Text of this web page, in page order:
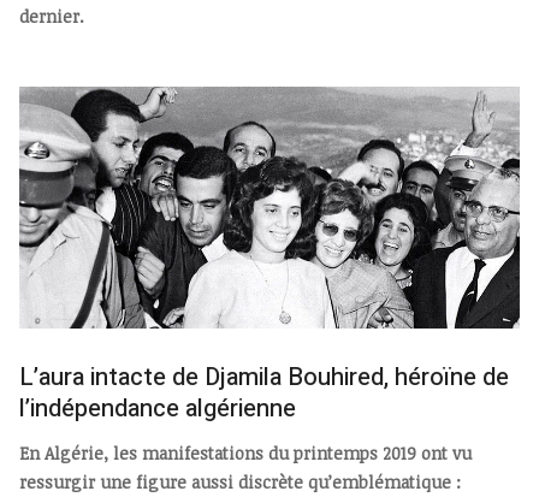
dernier.
L’aura intacte de Djamila Bouhired, héroïne de
l’indépendance algérienne
En Algérie, les manifestations du printemps 2019 ont vu
ressurgir une figure aussi discrète qu’emblématique :